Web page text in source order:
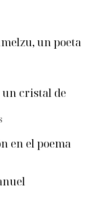
un poeta
un cristal de
en el poema